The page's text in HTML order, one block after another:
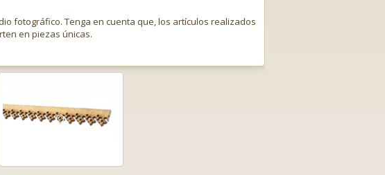
fotográfico. Tenga en cuenta que, los artículos realizados
en piezas únicas.